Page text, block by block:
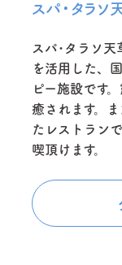
スパ・タラソ
スパ･タラソ天
を活用した、
ピー施設です
癒されます。
たレストラン
喫頂けます。